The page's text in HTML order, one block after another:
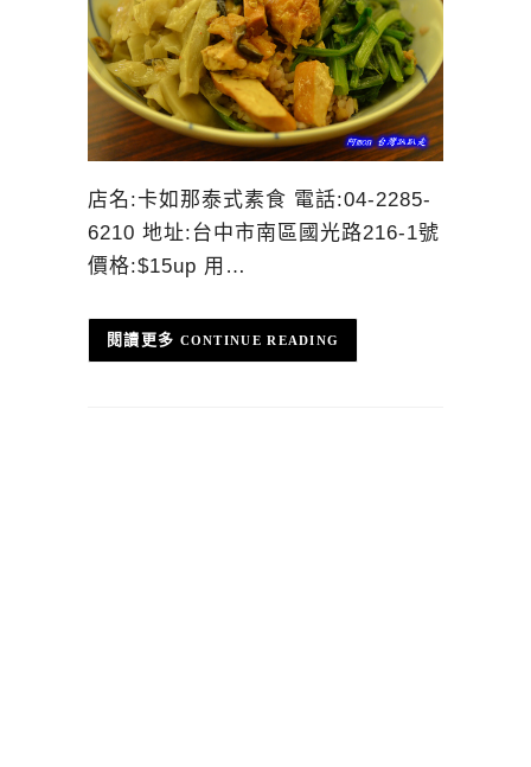
店名:卡如那泰式素食 電話:04-2285-
6210 地址:台中市南區國光路216-1號
價格:$15up 用…
CONTINUE READING